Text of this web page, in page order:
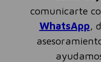
comunicarte
WhatsApp,